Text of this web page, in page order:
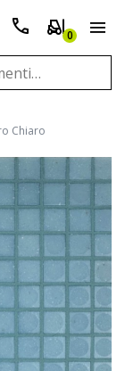
0
Chiaro